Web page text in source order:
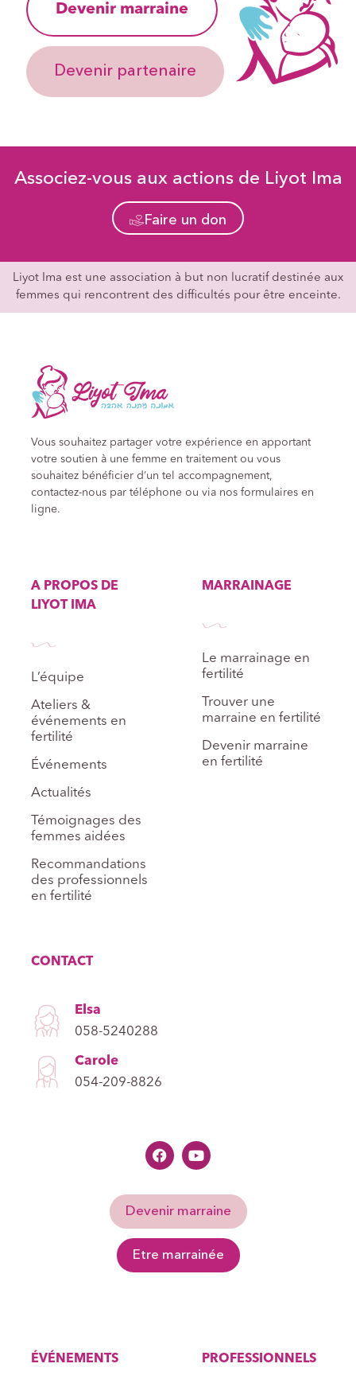
Devenir marraine
Devenir partenaire
Associez-vous aux actions de Liyot Ima
Faire un don
Liyot Ima est une association à but non lucratif destinée aux
femmes qui rencontrent des difficultés pour être enceinte.
Vous souhaitez partager votre expérience en apportant
votre soutien à une femme en traitement ou vous
souhaitez bénéficier d’un tel accompagnement,
contactez-nous par téléphone ou via nos formulaires en
ligne.
A PROPOS DE
LIYOT IMA
L’équipe
Ateliers &
événements en
fertilité
Événements
Actualités
Témoignages des
femmes aidées
Recommandations
des professionnels
en fertilité
MARRAINAGE
Le marrainage en
fertilité
Trouver une
marraine en fertilité
Devenir marraine
en fertilité
CONTACT
Elsa
058-5240288
Carole
054-209-8826
Devenir marraine
Etre marrainée
ÉVÉNEMENTS PROFESSIONNELS